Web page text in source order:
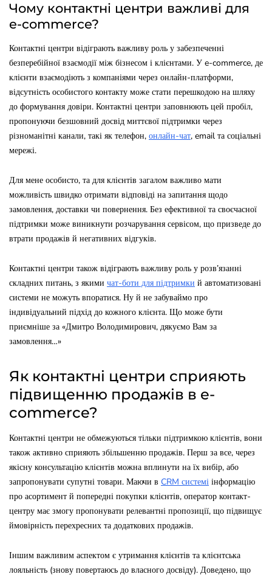
Чому контактні центри важливі для
e-commerce?
Контактні центри відіграють важливу роль у забезпеченні
безперебійної взаємодії між бізнесом і клієнтами. У e-commerce, де
клієнти взаємодіють з компаніями через онлайн-платформи,
відсутність особистого контакту може стати перешкодою на шляху
до формування довіри. Контактні центри заповнюють цей пробіл,
пропонуючи безшовний досвід миттєвої підтримки через
різноманітні канали, такі як телефон, онлайн-чат, email та соціальні
мережі.
Для мене особисто, та для клієнтів загалом важливо мати
можливість швидко отримати відповіді на запитання щодо
замовлення, доставки чи повернення. Без ефективної та своєчасної
підтримки може виникнути розчарування сервісом, що призведе до
втрати продажів й негативних відгуків.
Контактні центри також відіграють важливу роль у розв’язанні
складних питань, з якими чат-боти для підтримки й автоматизовані
системи не можуть впоратися. Ну й не забуваймо про
індивідуальний підхід до кожного клієнта. Що може бути
приємніше за «Дмитро Володимирович, дякуємо Вам за
замовлення…»
Як контактні центри сприяють
підвищенню продажів в e-
commerce?
Контактні центри не обмежуються тільки підтримкою клієнтів, вони
також активно сприяють збільшенню продажів. Перш за все, через
якісну консультацію клієнтів можна вплинути на їх вибір, або
запропонувати супутні товари. Маючи в CRM системі інформацію
про асортимент й попередні покупки клієнтів, оператор контакт-
центру має змогу пропонувати релевантні пропозиції, що підвищує
ймовірність перехресних та додаткових продажів.
Іншим важливим аспектом є утримання клієнтів та клієнтська
лояльність (знову повертаюсь до власного досвіду). Доведено, що